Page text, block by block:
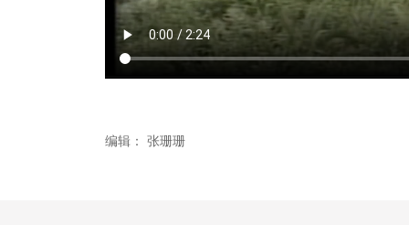
编辑： 张珊珊